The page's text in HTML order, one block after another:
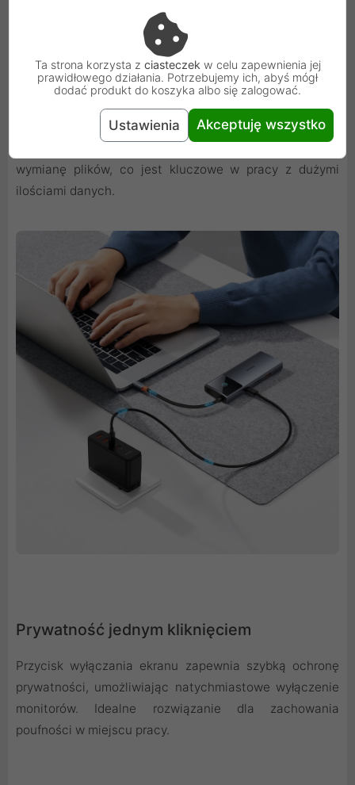
Transfer danych 5 Gb/s
Przesyłaj dane z prędkością do 5Gbps, korzystając z
wymianę plików, co jest kluczowe w pracy z dużymi
ilościami danych.
Prywatność jednym kliknięciem
Przycisk wyłączania ekranu zapewnia szybką ochronę
prywatności, umożliwiając natychmiastowe wyłączenie
monitorów. Idealne rozwiązanie dla zachowania
poufności w miejscu pracy.
Ta strona korzysta z ciasteczek w celu zapewnienia jej
prawidłowego działania. Potrzebujemy ich, abyś mógł
dodać produkt do koszyka albo się zalogować.
Ustawienia Akceptuję wszystko